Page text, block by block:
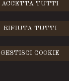
ACCETTA TUTTI
RIFIUTA TUTTI
GESTISCI COOKIE